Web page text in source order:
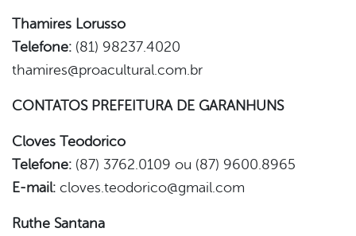
Thamires Lorusso
Telefone: (81) 98237.4020
thamires@proacultural.com.br
CONTATOS PREFEITURA DE GARANHUNS
Cloves Teodorico
Telefone: (87) 3762.0109 ou (87) 9600.8965
E-mail: cloves.teodorico@gmail.com
Ruthe Santana